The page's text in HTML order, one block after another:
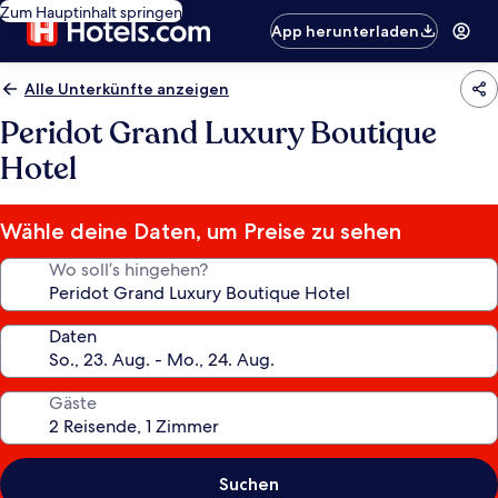
Zum Hauptinhalt springen
App herunterladen
Alle Unterkünfte anzeigen
Peridot Grand Luxury Boutique
Hotel
Wähle deine Daten, um Preise zu sehen
Wo soll’s hingehen?
Daten
Gäste
Suchen